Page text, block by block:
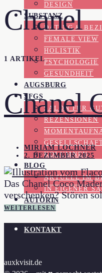
DESIGN
SUBSTANZ
DATING &
FEMALE VIEW
HOLISTIK
PSYCHOLOGIE
GESUNDHEIT
AUGSBURG
SFGS
SALON FÜR
REZENSIONEN
KOLUMNEN
BLOG
AKTUELL IM
IN EIGENER
AUTORIN
Chanel
1 ARTIKEL
Chanel
MIRIAM LOCHNER
2. DEZEMBER 2025
Das Chanel Coco
verschenken? Stören
WEITERLESEN
KONTAKT
auxkvisit.de